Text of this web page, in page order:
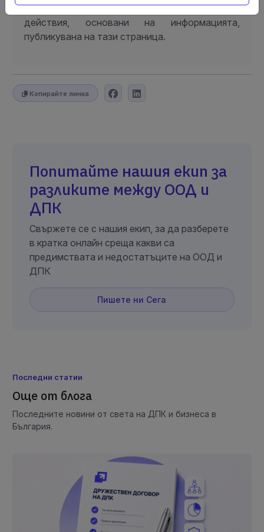
произтичащи от правни или фактически
действия, основани на информацията,
публикувана на тази страница.
Копирайте линка
Попитайте нашия екип за
разликите между ООД и
ДПК
Свържете се с нашия екип, за да разберете
в кратка онлайн среща какви са
предимствата и недостатъците на ООД и
ДПК
Пишете ни Сега
Последни статии
Още от блога
Последните новини от света на ДПК и бизнеса в
България.